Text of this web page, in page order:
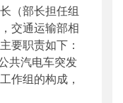
（部长担任组
交通运输部相
要职责如下：
共汽电车突发
作组的构成，